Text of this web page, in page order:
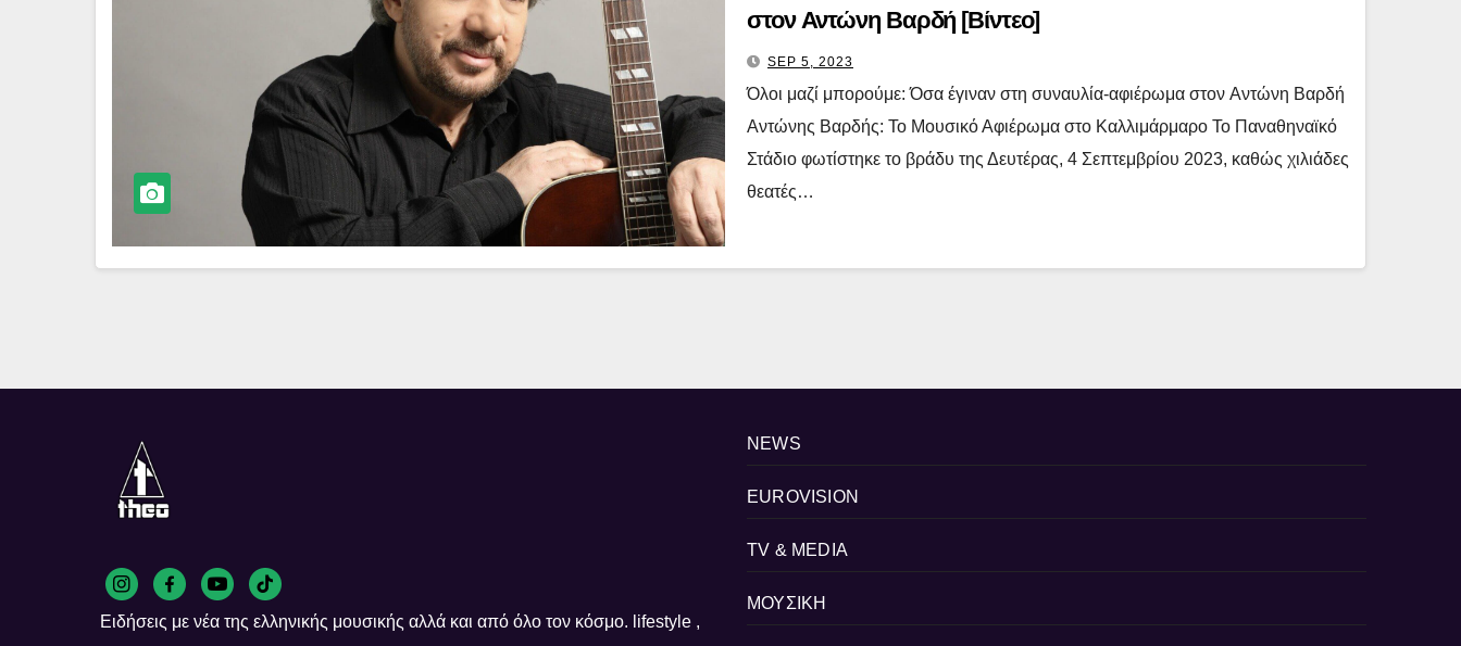
στον Αντώνη Βαρδή [Βίντεο]
SEP 5, 2023
Όλοι μαζί μπορούμε: Όσα έγιναν στη συναυλία-αφιέρωμα στον Αντώνη Βαρδή
Αντώνης Βαρδής: Το Μουσικό Αφιέρωμα στο Καλλιμάρμαρο Το Παναθηναϊκό
Στάδιο φωτίστηκε το βράδυ της Δευτέρας, 4 Σεπτεμβρίου 2023, καθώς χιλιάδες
θεατές…
Ειδήσεις με νέα της ελληνικής μουσικής αλλά και από όλο τον κόσμο. lifestyle ,
NEWS
EUROVISION
TV & MEDIA
ΜΟΥΣΙΚΗ